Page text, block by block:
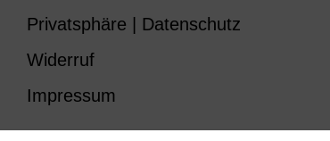
Privatsphäre | Datenschutz
Widerruf
Impressum